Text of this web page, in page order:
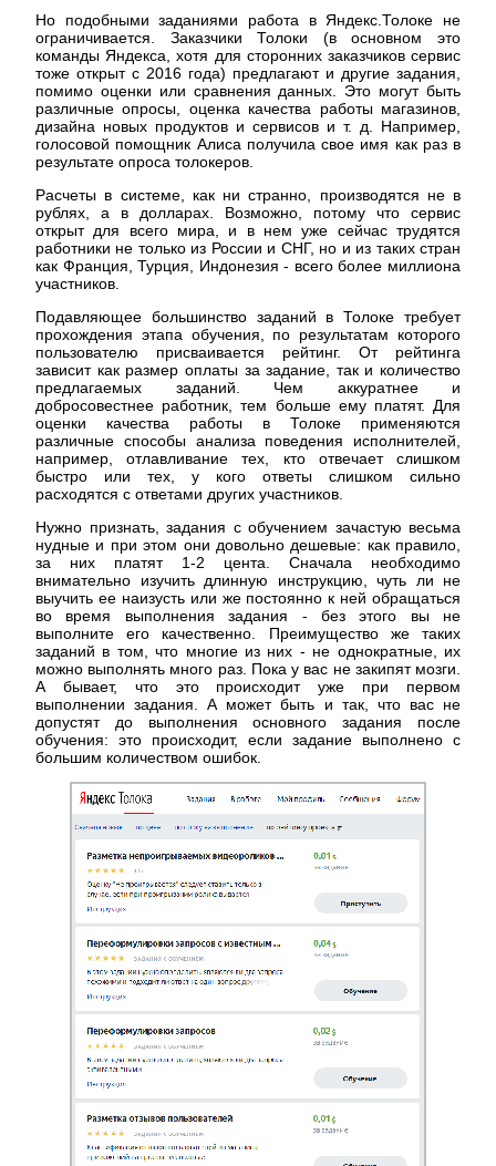
Но подобными заданиями работа в Яндекс.Толоке не
ограничивается. Заказчики Толоки (в основном это
команды Яндекса, хотя для сторонних заказчиков сервис
тоже открыт с 2016 года) предлагают и другие задания,
помимо оценки или сравнения данных. Это могут быть
различные опросы, оценка качества работы магазинов,
дизайна новых продуктов и сервисов и т. д. Например,
голосовой помощник Алиса получила свое имя как раз в
результате опроса толокеров.
Расчеты в системе, как ни странно, производятся не в
рублях, а в долларах. Возможно, потому что сервис
открыт для всего мира, и в нем уже сейчас трудятся
работники не только из России и СНГ, но и из таких стран
как Франция, Турция, Индонезия - всего более миллиона
участников.
Подавляющее большинство заданий в Толоке требует
прохождения этапа обучения, по результатам которого
пользователю присваивается рейтинг. От рейтинга
зависит как размер оплаты за задание, так и количество
предлагаемых заданий. Чем аккуратнее и
добросовестнее работник, тем больше ему платят. Для
оценки качества работы в Толоке применяются
различные способы анализа поведения исполнителей,
например, отлавливание тех, кто отвечает слишком
быстро или тех, у кого ответы слишком сильно
расходятся с ответами других участников.
Нужно признать, задания с обучением зачастую весьма
нудные и при этом они довольно дешевые: как правило,
за них платят 1-2 цента. Сначала необходимо
внимательно изучить длинную инструкцию, чуть ли не
выучить ее наизусть или же постоянно к ней обращаться
во время выполнения задания - без этого вы не
выполните его качественно. Преимущество же таких
заданий в том, что многие из них - не однократные, их
можно выполнять много раз. Пока у вас не закипят мозги.
А бывает, что это происходит уже при первом
выполнении задания. А может быть и так, что вас не
допустят до выполнения основного задания после
обучения: это происходит, если задание выполнено с
большим количеством ошибок.